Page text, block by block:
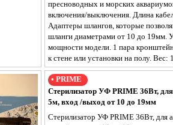
пресноводных и морских
включения/выключения. Длина
Адаптеры шлангов, которые
шланги диаметрами от 10 до 19мм.
мощности модели. 1 пара
к стене или установки на полу. Вес:
• PRIME
Стерилизатор УФ PRIME 36Вт,
5м, вход /выход от 10 до 19мм
Стерилизатор УФ PRIME 36Вт, для